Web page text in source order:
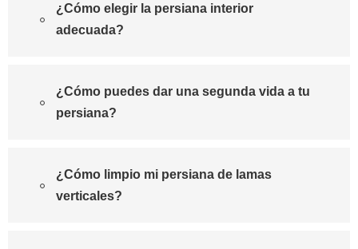
¿Cómo elegir la persiana interior
adecuada?
¿Cómo puedes dar una segunda vida a tu
persiana?
¿Cómo limpio mi persiana de lamas
verticales?